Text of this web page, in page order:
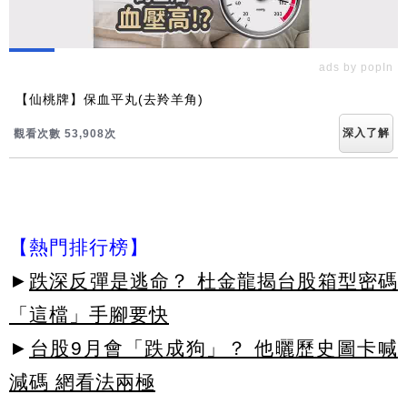
ads by popIn
【仙桃牌】保血平丸(去羚羊角)
觀看次數 53,908次 深入了解
【熱門排行榜】
► 跌深反彈是逃命？ 杜金龍揭台股箱型密碼
「這檔」手腳要快
► 台股9月會「跌成狗」？ 他曬歷史圖卡喊
減碼 網看法兩極